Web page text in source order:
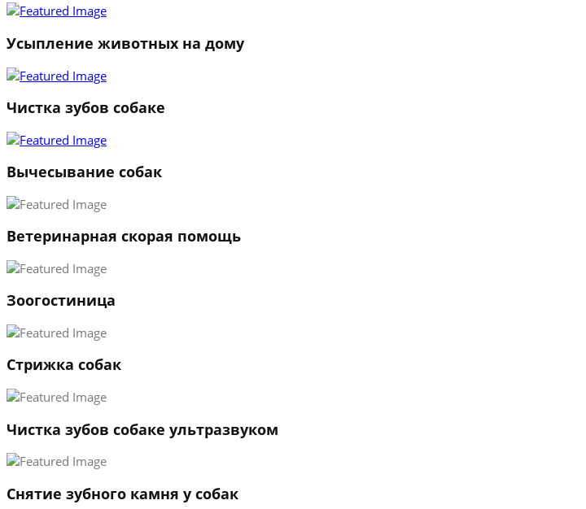
3
←
Усыпление животных на дому
Чистка зубов собаке
Вычесывание собак
Ветеринарная скорая помощь
Зоогостиница
Стрижка собак
Чистка зубов собаке ультразвуком
Снятие зубного камня у собак